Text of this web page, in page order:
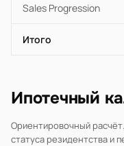
Sales Progression
Итого
Ипотечный
Ориентировочный
статуса резидентства и